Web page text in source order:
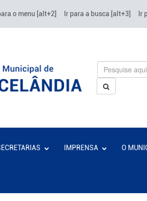
o menu [alt+2] Ir para a busca [alt+3] Ir
IMPRENSA O